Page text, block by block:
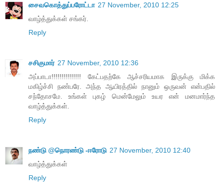
சைவகொத்துப்பரோட்டா 27 November, 2010 12:25
வாழ்த்துக்கள் சங்கர்.
Reply
சசிகுமார் 27 November, 2010 12:36
அப்பாடா!!!!!!!!!!!!!!! கேட்பதற்கே ஆச்சரியமாக இருக்கு மிக்க
மகிழ்ச்சி நண்பரே. அந்த ஆயிரத்தில் நானும் ஒருவன் என்பதில்
சந்தோசமே. உங்கள் புகழ் மென்மேலும் உயர என் மனமார்ந்த
வாழ்த்துக்கள்.
Reply
நண்டு @நொரண்டு -ஈரோடு 27 November, 2010 12:40
வாழ்த்துக்கள்
Reply